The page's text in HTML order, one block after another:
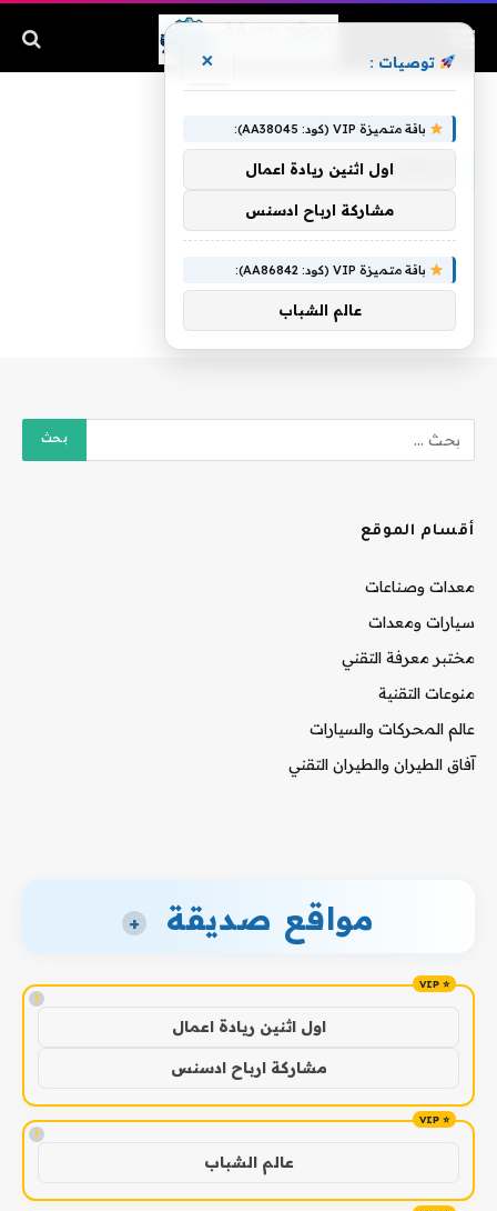
أقسام الموقع
معدات وصناعات
سيارات ومعدات
مختبر معرفة التقني
منوعات التقنية
عالم المحركات والسيارات
آفاق الطيران والطيران التقني
مواقع صديقة +
!
اول اثنين ريادة اعمال
مشاركة ارباح ادسنس
!
عالم الشباب
توصيات : ×
باقة متميزة VIP (كود: AA38045):
اول اثنين ريادة اعمال
مشاركة ارباح ادسنس
باقة متميزة VIP (كود: AA86842):
عالم الشباب